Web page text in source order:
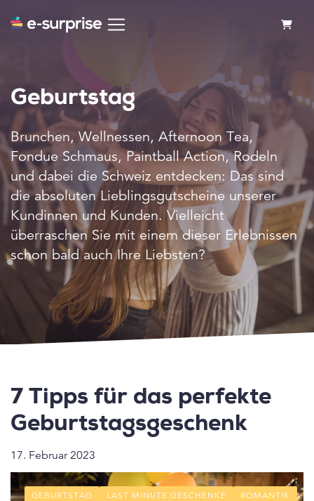
Geburtstag
Brunchen, Wellnessen, Afternoon Tea,
Fondue Schmaus, Paintball Action, Rodeln
und dabei die Schweiz entdecken: Das sind
die absoluten Lieblingsgutscheine unserer
Kundinnen und Kunden. Vielleicht
überraschen Sie mit einem dieser Erlebnissen
schon bald auch Ihre Liebsten?
7 Tipps für das perfekte
Geburtstagsgeschenk
17. Februar 2023
GEBURTSTAG LAST MINUTE GESCHENKE ROMANTIK